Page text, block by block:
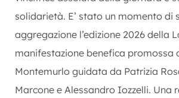
solidarietà. E’ stato un momento di
aggregazione l’edizione 2026 della
manifestazione benefica promossa
Montemurlo guidata da Patrizia
Marcone e Alessandro Iozzelli. Una